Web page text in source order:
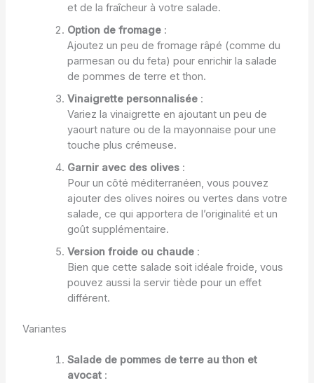
et de la fraîcheur à votre salade.
Option de fromage:
Ajoutez un peu de fromage râpé (comme du
parmesan ou du feta) pour enrichir la salade
de pommes de terre et thon.
Vinaigrette personnalisée:
Variez la vinaigrette en ajoutant un peu de
yaourt nature ou de la mayonnaise pour une
touche plus crémeuse.
Garnir avec des olives:
Pour un côté méditerranéen, vous pouvez
ajouter des olives noires ou vertes dans votre
salade, ce qui apportera de l’originalité et un
goût supplémentaire.
Version froide ou chaude:
Bien que cette salade soit idéale froide, vous
pouvez aussi la servir tiède pour un effet
différent.
Variantes
Salade de pommes de terre au thon et
avocat: